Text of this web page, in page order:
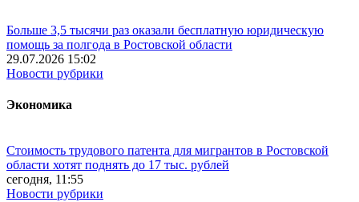
Больше 3,5 тысячи раз оказали бесплатную юридическую
помощь за полгода в Ростовской области
29.07.2026 15:02
Новости рубрики
Экономика
Стоимость трудового патента для мигрантов в Ростовской
области хотят поднять до 17 тыс. рублей
сегодня, 11:55
Новости рубрики